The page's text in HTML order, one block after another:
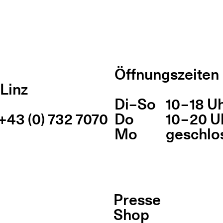
(0) 732 7070
Öffnungszeiten
Wochentag
Di–So 10 – 18
Do 10 – 20
Mo
Presse
Shop